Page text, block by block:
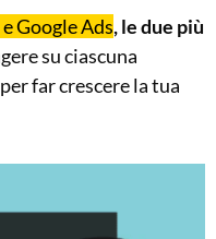
Google Ads, le due più
su ciascuna
far crescere la tua